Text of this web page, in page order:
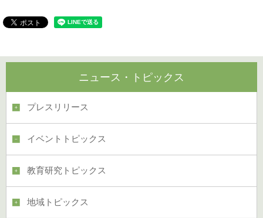
ニュース・トピックス
プレスリリース
イベントトピックス
教育研究トピックス
地域トピックス